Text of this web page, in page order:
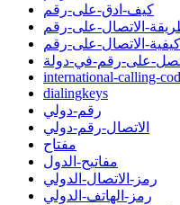
كيف-ادق-على-رقم
الاتصال-على-رقم
كيفية-الاتصال-على-رقم
على-رقم-في-دولة
international-calling-
dialingkeys
رقم-دولي
الاتصال-رقم-دولي
مفتاح
مفاتيح-الدول
رمز-الاتصال-الدولي
رمز-الهاتف-الدولي